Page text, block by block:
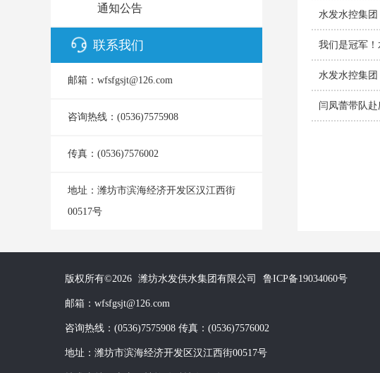
通知公告
联系我们
邮箱：wfsfgsjt@126.com
咨询热线：(0536)7575908
传真：(0536)7576002
地址： 潍坊市滨海经济开发区汉江西街
00517号
水发水控集
我们是冠军
水发水控集
闫凤蕾带队
版权所有©2026 潍坊水发供水集团有限公司 鲁ICP备19034060号
邮箱：wfsfgsjt@126.com
咨询热线：(0536)7575908 传真：(0536)7576002
地址：潍坊市滨海经济开发区汉江西街00517号